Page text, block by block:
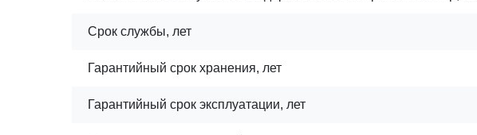
Срок службы, лет
Гарантийный срок хранения, лет
Гарантийный срок эксплуатации, лет